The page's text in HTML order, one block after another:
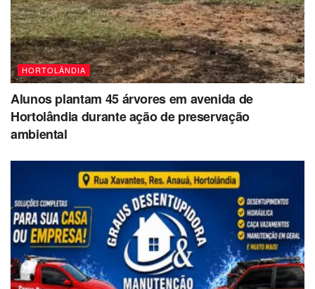
HORTOLÂNDIA
Alunos plantam 45 árvores em avenida de
Hortolândia durante ação de preservação
ambiental